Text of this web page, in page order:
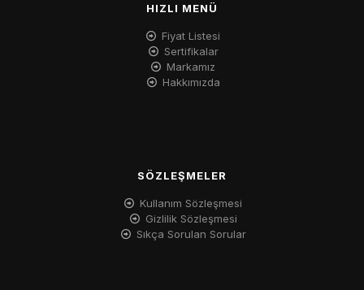
HIZLI MENÜ
Fiyat Listesi
Sertifikalar
Markamız
Hakkımızda
SÖZLEŞMELER
Kullanım Sözleşmesi
Gizlilik Sözleşmesi
Sıkça Sorulan Sorular